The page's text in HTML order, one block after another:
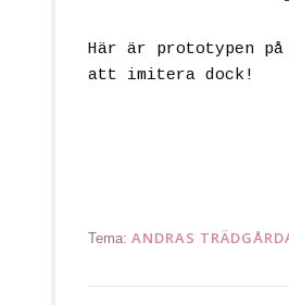
Här är prototypen
att imitera dock!
Tema: ANDRAS